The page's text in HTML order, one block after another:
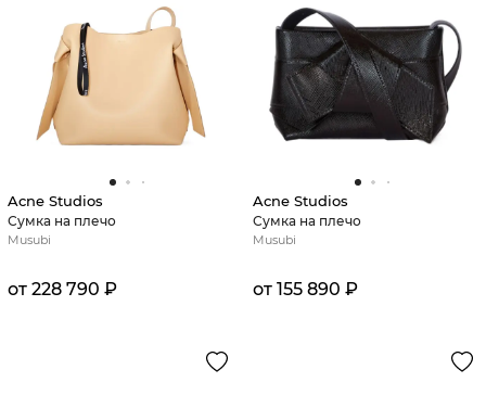
Acne Studios
Сумка на плечо
Musubi
от 228 790 ₽
Acne Studios
Сумка на плечо
Musubi
от 155 890 ₽